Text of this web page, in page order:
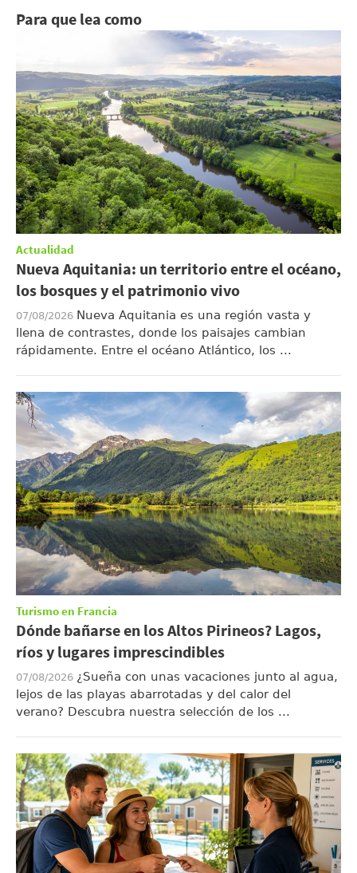
Para que lea como
Actualidad
Nueva Aquitania: un territorio entre el océano,
los bosques y el patrimonio vivo
07/08/2026 Nueva Aquitania es una región vasta y
llena de contrastes, donde los paisajes cambian
rápidamente. Entre el océano Atlántico, los ...
Turismo en Francia
Dónde bañarse en los Altos Pirineos? Lagos,
ríos y lugares imprescindibles
07/08/2026 ¿Sueña con unas vacaciones junto al agua,
lejos de las playas abarrotadas y del calor del
verano? Descubra nuestra selección de los ...